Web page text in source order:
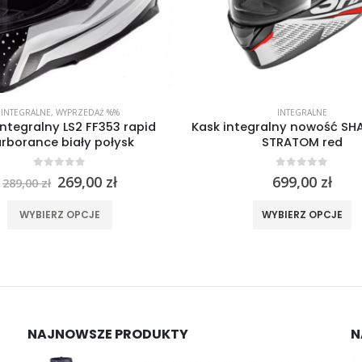
INTEGRALNE
nowość SHARK RIDILL
STRATOM red
699,00zł
WYBIERZ OPCJE
INTEGRALNE
Kask integralny SHARK
biały
out of 5
749,00 zł
WYBIERZ OPCJE
NAJNOWSZE PRODUKTY